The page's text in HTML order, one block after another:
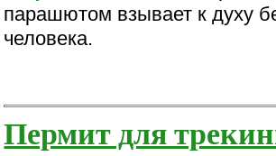
парашютом взывает к духу
человека.
Пермит для